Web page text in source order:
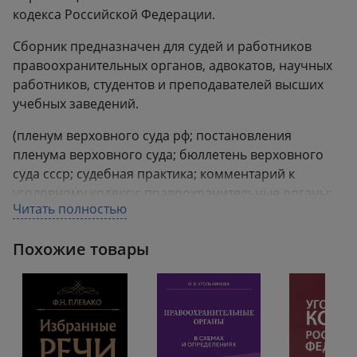
кодекса Российской Федерации.
Сборник предназначен для судей и работников
правоохранительных органов, адвокатов, научных
работников, студентов и преподавателей высших
учебных заведений.
(пленум верховного суда рф; постановления
пленума верховного суда; бюллетень верховного
суда ссср; судебная практика; комментарий к
уголовному кодексу; правоохранительные органы;
уголовный кодекс; ук рф; уголовное
юридическая литература).
Читать полностью
Похожие товары